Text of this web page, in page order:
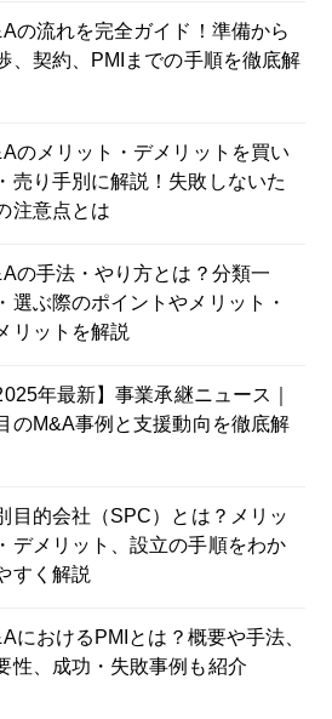
の流れを完全ガイド！準備から
、契約、PMIまでの手順を徹底解
のメリット・デメリットを買い
売り手別に解説！失敗しないた
注意点とは
の手法・やり方とは？分類一
選ぶ際のポイントやメリット・
リットを解説
年最新】事業承継ニュース｜
のM&A事例と支援動向を徹底解
目的会社（SPC）とは？メリッ
デメリット、設立の手順をわか
すく解説
におけるPMIとは？概要や手法、
性、成功・失敗事例も紹介